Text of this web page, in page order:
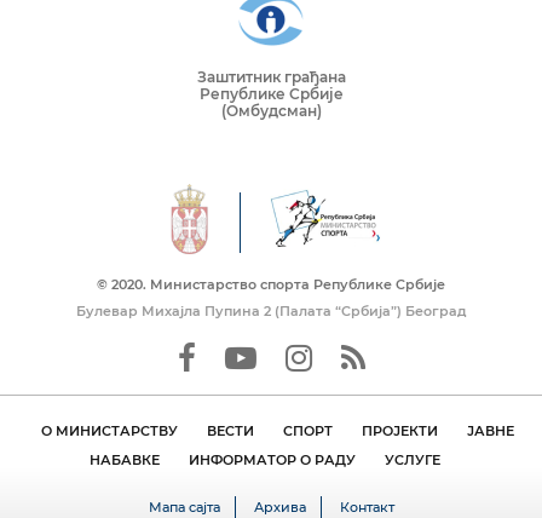
Заштитник грађана
Републике Србије
(Омбудсман)
© 2020. Mинистарство спорта Републике Србије
Булевар Михајла Пупина 2 (Палата “Србија”) Београд
О МИНИСТАРСТВУ ВЕСТИ СПОРТ ПРОЈЕКТИ
ЈАВНЕ
НАБАВКЕ
ИНФОРМАТОР О РАДУ УСЛУГЕ
Мапа сајта Архива Контакт